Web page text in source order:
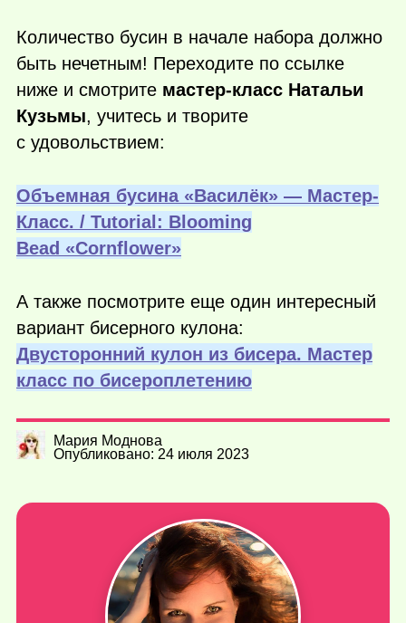
Количество бусин в начале набора должно
быть нечетным! Переходите по ссылке
ниже и смотрите мастер-класс Натальи
Кузьмы, учитесь и творите
с удовольствием:
Объемная бусина «Василёк» — Мастер-
Класс. / Tutorial: Blooming
Bead «Cornflower»
А также посмотрите еще один интересный
вариант бисерного кулона:
Двусторонний кулон из бисера. Мастер
класс по бисероплетению
Мария Моднова
Опубликовано: 24 июля 2023